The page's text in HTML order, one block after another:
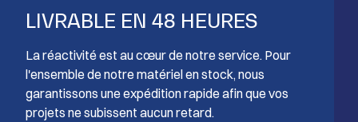
LIVRABLE EN 48 HEURES
La réactivité est au cœur de notre service. Pour
l'ensemble de notre matériel en stock, nous
garantissons une expédition rapide afin que vos
projets ne subissent aucun retard.